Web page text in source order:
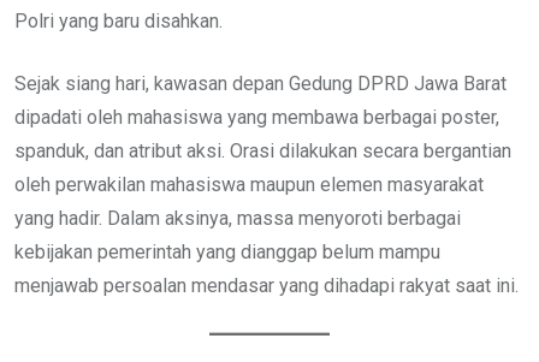
Polri yang baru disahkan.
Sejak siang hari, kawasan depan Gedung DPRD Jawa Barat
dipadati oleh mahasiswa yang membawa berbagai poster,
spanduk, dan atribut aksi. Orasi dilakukan secara bergantian
oleh perwakilan mahasiswa maupun elemen masyarakat
yang hadir. Dalam aksinya, massa menyoroti berbagai
kebijakan pemerintah yang dianggap belum mampu
menjawab persoalan mendasar yang dihadapi rakyat saat ini.